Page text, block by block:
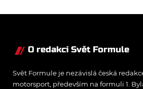
formě.
O redakci Svět Formule
Svět Formule je nezávislá česká
motorsport, především na formuli 1.